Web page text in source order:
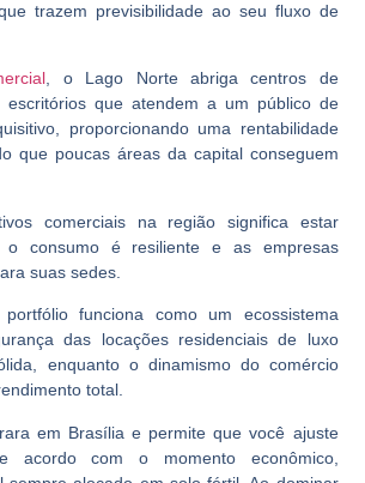
trazem previsibilidade ao seu fluxo de
, o Lago Norteabriga centros de
escritórios que atendem a um público de
proporcionando uma rentabilidade
que poucas áreas da capital conseguem
comerciais na região significa estar
o consumo é resiliente e as empresas
suas sedes.
funciona como um ecossistema
das locações residenciais de luxo
enquanto o dinamismo do comércio
total.
em Brasília e permite que você ajuste
acordo com o momento econômico,